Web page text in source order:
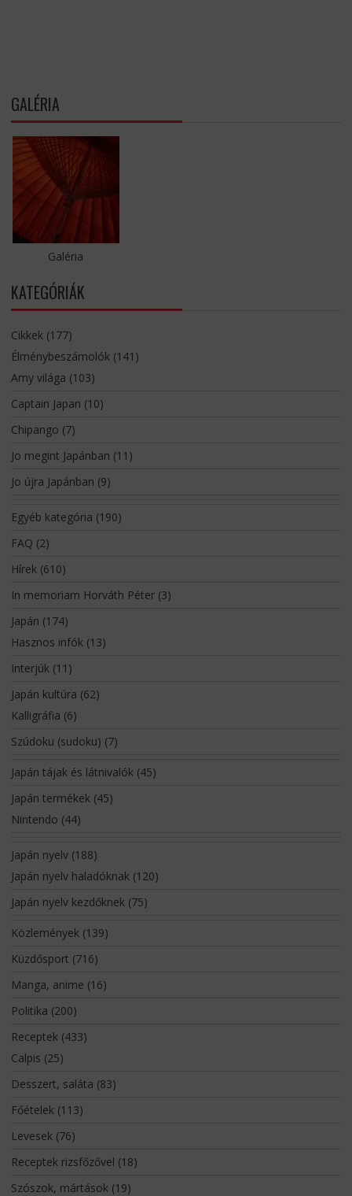
GALÉRIA
Galéria
KATEGÓRIÁK
Cikkek(177)
Élménybeszámolók(141)
Amy világa (103)
Captain Japan (10)
Chipango (7)
Jo megint Japánban (11)
Jo újra Japánban (9)
Egyéb kategória (190)
FAQ (2)
Hírek(610)
In memoriam Horváth Péter(3)
Japán (174)
Hasznos infók(13)
Interjúk(11)
Japán kultúra (62)
Kalligráfia (6)
Szúdoku (sudoku) (7)
Japán tájak és látnivalók(45)
Japán termékek(45)
Nintendo (44)
Japán nyelv(188)
Japán nyelv haladóknak(120)
Japán nyelv kezdőknek(75)
Közlemények(139)
Küzdősport (716)
Manga, anime (16)
Politika (200)
Receptek(433)
Calpis (25)
Desszert, saláta (83)
Főételek(113)
Levesek(76)
Receptek rizsfőzővel (18)
Szószok, mártások(19)